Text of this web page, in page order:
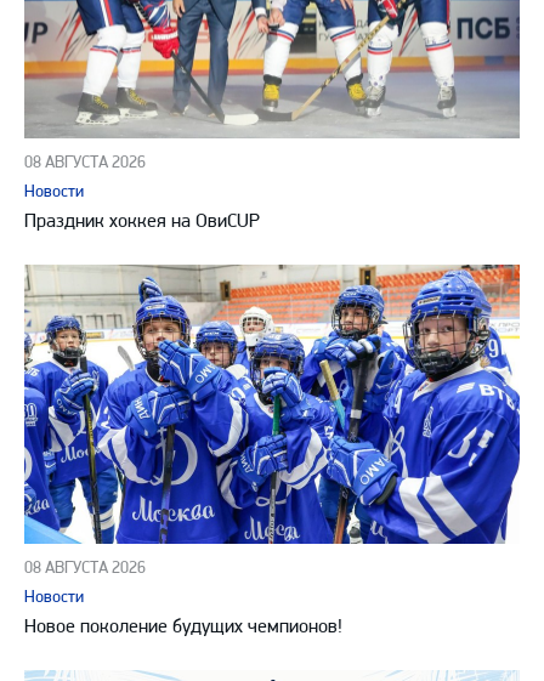
08 АВГУСТА 2026
Новости
Праздник хоккея на ОвиCUP
08 АВГУСТА 2026
Новости
Новое поколение будущих чемпионов!